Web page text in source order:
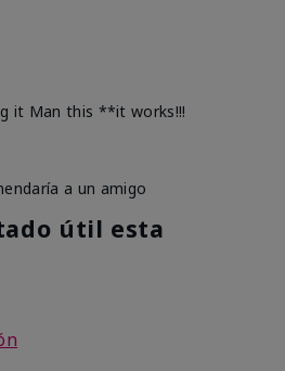
it Man this **it works!!!
a un amigo
útil esta